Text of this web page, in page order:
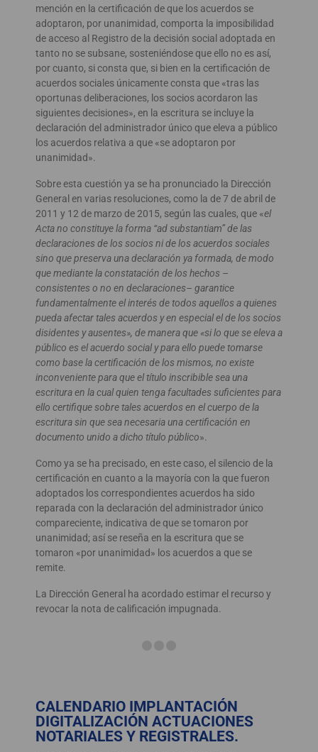
mención en la certificación de que los acuerdos se
adoptaron, por unanimidad, comporta la imposibilidad
de acceso al Registro de la decisión social adoptada en
tanto no se subsane, sosteniéndose que ello no es así,
por cuanto, si consta que, si bien en la certificación de
acuerdos sociales únicamente consta que «tras las
oportunas deliberaciones, los socios acordaron las
siguientes decisiones», en la escritura se incluye la
declaración del administrador único que eleva a público
los acuerdos relativa a que «se adoptaron por
unanimidad».
Sobre esta cuestión ya se ha pronunciado la Dirección
General en varias resoluciones, como la de 7 de abril de
2011 y 12 de marzo de 2015, según las cuales, que «el
Acta no constituye la forma “ad substantiam” de las
declaraciones de los socios ni de los acuerdos sociales
sino que preserva una declaración ya formada, de modo
que mediante la constatación de los hechos –
consistentes o no en declaraciones– garantice
fundamentalmente el interés de todos aquellos a quienes
pueda afectar tales acuerdos y en especial el de los socios
disidentes y ausentes», de manera que «si lo que se eleva a
público es el acuerdo social y para ello puede tomarse
como base la certificación de los mismos, no existe
inconveniente para que el título inscribible sea una
escritura en la cual quien tenga facultades suficientes para
ello certifique sobre tales acuerdos en el cuerpo de la
escritura sin que sea necesaria una certificación en
documento unido a dicho título público».
Como ya se ha precisado, en este caso, el silencio de la
certificación en cuanto a la mayoría con la que fueron
adoptados los correspondientes acuerdos ha sido
reparada con la declaración del administrador único
compareciente, indicativa de que se tomaron por
unanimidad; así se reseña en la escritura que se
tomaron «por unanimidad» los acuerdos a que se
remite.
La Dirección General ha acordado estimar el recurso y
revocar la nota de calificación impugnada.
CALENDARIO IMPLANTACIÓN
DIGITALIZACIÓN ACTUACIONES
NOTARIALES Y REGISTRALES.